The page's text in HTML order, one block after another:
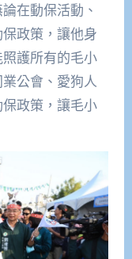
在動保活動、
政策，讓他身
護所有的毛小
公會、愛狗人
政策，讓毛小